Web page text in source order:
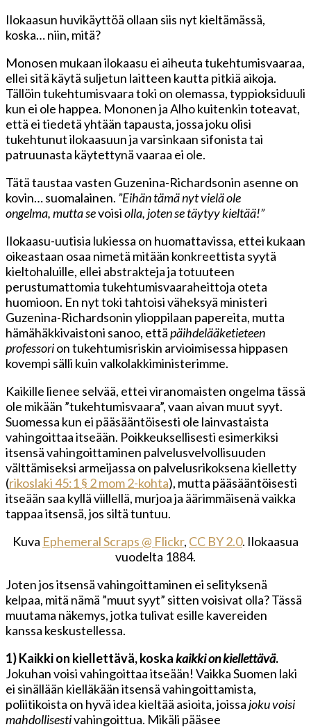
Ilokaasun huvikäyttöä ollaan siis nyt kieltämässä,
koska… niin, mitä?
Monosen mukaan ilokaasu ei aiheuta tukehtumisvaaraa,
ellei sitä käytä suljetun laitteen kautta pitkiä aikoja.
Tällöin tukehtumisvaara toki on olemassa, typpioksiduuli
kun ei ole happea. Mononen ja Alho kuitenkin toteavat,
että ei tiedetä yhtään tapausta, jossa joku olisi
tukehtunut ilokaasuun ja varsinkaan sifonista tai
patruunasta käytettynä vaaraa ei ole.
Tätä taustaa vasten Guzenina-Richardsonin asenne on
kovin… suomalainen. ”Eihän tämä nyt vielä ole
ongelma, mutta sevoisiolla, joten se täytyy kieltää!”
Ilokaasu-uutisia lukiessa on huomattavissa, ettei kukaan
oikeastaan osaa nimetä mitään konkreettista syytä
kieltohaluille, ellei abstrakteja ja totuuteen
perustumattomia tukehtumisvaaraheittoja oteta
huomioon. En nyt toki tahtoisi väheksyä ministeri
Guzenina-Richardsonin ylioppilaan papereita, mutta
hämähäkkivaistoni sanoo, ettäpäihdelääketieteen
professorion tukehtumisriskin arvioimisessa hippasen
kovempi sälli kuin valkolakkiministerimme.
Kaikille lienee selvää, ettei viranomaisten ongelma tässä
ole mikään ”tukehtumisvaara”, vaan aivan muut syyt.
Suomessa kun ei pääsääntöisesti ole lainvastaista
vahingoittaa itseään. Poikkeuksellisesti esimerkiksi
itsensä vahingoittaminen palvelusvelvollisuuden
välttämiseksi armeijassa on palvelusrikoksena kielletty
(rikoslaki 45:1 § 2 mom 2-kohta), mutta pääsääntöisesti
itseään saa kyllä viillellä, murjoa ja äärimmäisenä vaikka
tappaa itsensä, jos siltä tuntuu.
Kuva Ephemeral Scraps @ Flickr, CC BY 2.0. Ilokaasua
vuodelta 1884.
Joten jos itsensä vahingoittaminen ei selityksenä
kelpaa, mitä nämä ”muut syyt” sitten voisivat olla? Tässä
muutama näkemys, jotka tulivat esille kavereiden
kanssa keskustellessa.
1) Kaikki on kiellettävä, koskakaikki on kiellettävä.
Jokuhan voisi vahingoittaa itseään! Vaikka Suomen laki
ei sinällään kielläkään itsensä vahingoittamista,
poliitikoista on hyvä idea kieltää asioita, joissa joku voisi
mahdollisestivahingoittua. Mikäli pääsee